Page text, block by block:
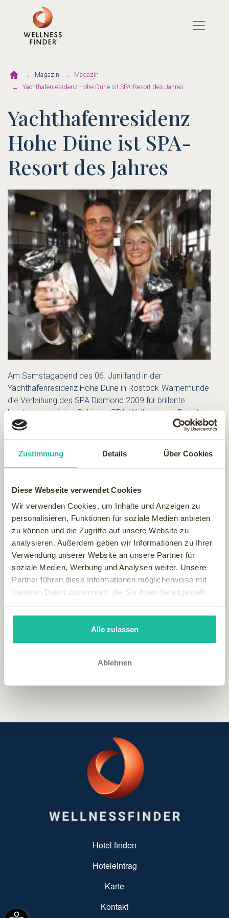
Zustimmung Details Über Cookies
Diese Webseite verwendet Cookies
Wir verwenden Cookies, um Inhalte und Anzeigen zu
personalisieren, Funktionen für soziale Medien anbieten
zu können und die Zugriffe auf unsere Website zu
analysieren. Außerdem geben wir Informationen zu Ihrer
Verwendung unserer Website an unsere Partner für
soziale Medien, Werbung und Analysen weiter. Unsere
Partner führen diese Informationen möglicherweise mit
weiteren Daten zusammen, die Sie ihnen bereitgestellt
gesammelt haben.
Alle zulassen
Ablehnen
Magazin
Magazin
Yachthafenresidenz Hohe Düne ist SPA-Resort des Jahres
Yachthafenresidenz
Hohe Düne ist SPA-
Resort des Jahres
Am Samstagabend des 06. Juni fand in der
Yachthafenresidenz Hohe Düne in Rostock-Warnemünde
die Verleihung des SPA Diamond 2009 für brillante
Leistungen auf den Gebieten SPA, Wellness und Beauty
statt. Die Yachthafenresidenz wurde während des
2009 gekürt. Zu diesem Ereignis begrüßte das Ostsee Hotel
Martina Bockwoldt, Mitglied der Geschäftsleitung, war
mit dem SPA Diamond. Es ist mir ein wichtiges Anliegen die
wahren Protagonisten hervorzuheben – die Mannschaft des
HOHE DÜNE SPA. Sie sind die wahren Weltreiseführer,
Kenner aller Südsee-Inseln und Lenker unserer fliegenden
Teppiche auf der Reise durch unseren SPA. Vor allem aber
sind sie stille Helden, mit höchstem Verlass und
außergewöhnlichem Selbstverständnis."
Das Wellnessfinder-Team gratuliert der Yachhafenresidenz
Yoga-Experte Ralf Bauer über die Ehrung mit dem SPA
Diamond freuen.
Hotel finden
Hoteleintrag
Karte
Kontakt